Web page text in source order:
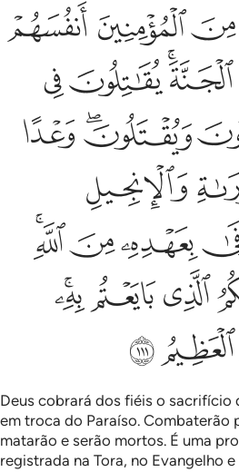
واموالهم بان لهم الجنة
أَنفُسَهُمْ وَأَمْوَٰلَهُم بِأَنَّﲩﲪ ﲫ
ﲯﲰﲱﲲ
ﲶﲷﲸ
ﲽ
ﳂﳃﳄﳅ
ﳈﳉﳊﳋ
ﳏﳐ
Deus cobrará dos fiéis o sacrifício
em troca do Paraíso. Combaterão
matarão e serão mortos. É uma
registrada na Tora, no Evangelho